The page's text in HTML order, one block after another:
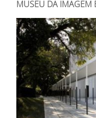
MUSEU DA IMAGEM